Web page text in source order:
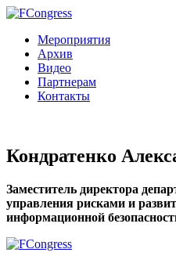
Мероприятия
Архив
Видео
Партнерам
Контакты
Кондратенко
Заместитель директора
управления рисками и
информационной